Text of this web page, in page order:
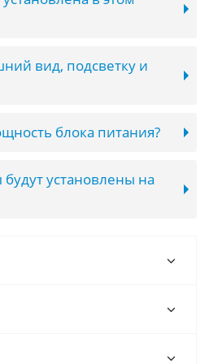
вид, подсветку и
блока питания?
установлены на